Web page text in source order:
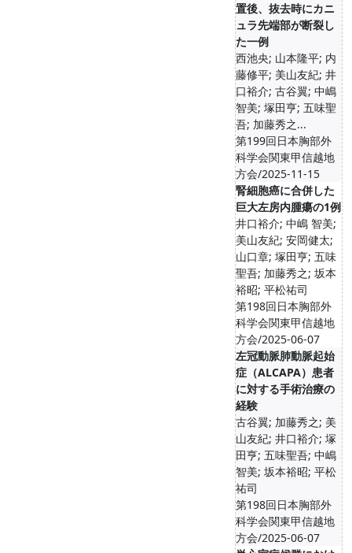
置後、抜去時にカニ
ュラ先端部が断裂し
た一例
西池央; 山本隆平; 内
藤修平; 美山友紀; 井
口裕介; 古谷翼; 中嶋
智美; 塚田亨; 五味聖
吾; 加藤秀之...
第199回日本胸部外
科学会関東甲信越地
方会/2025-11-15
腎細胞癌に合併した
巨大左房内腫瘍の1例
井口裕介; 中嶋 智美;
美山友紀; 安岡健太;
山口章; 塚田亨; 五味
聖吾; 加藤秀之; 坂本
裕昭; 平松祐司
第198回日本胸部外
科学会関東甲信越地
方会/2025-06-07
左冠動脈肺動脈起始
症（ALCAPA）患者
に対する手術治療の
経験
古谷翼; 加藤秀之; 美
山友紀; 井口裕介; 塚
田亨; 五味聖吾; 中嶋
智美; 坂本裕昭; 平松
祐司
第198回日本胸部外
科学会関東甲信越地
方会/2025-06-07